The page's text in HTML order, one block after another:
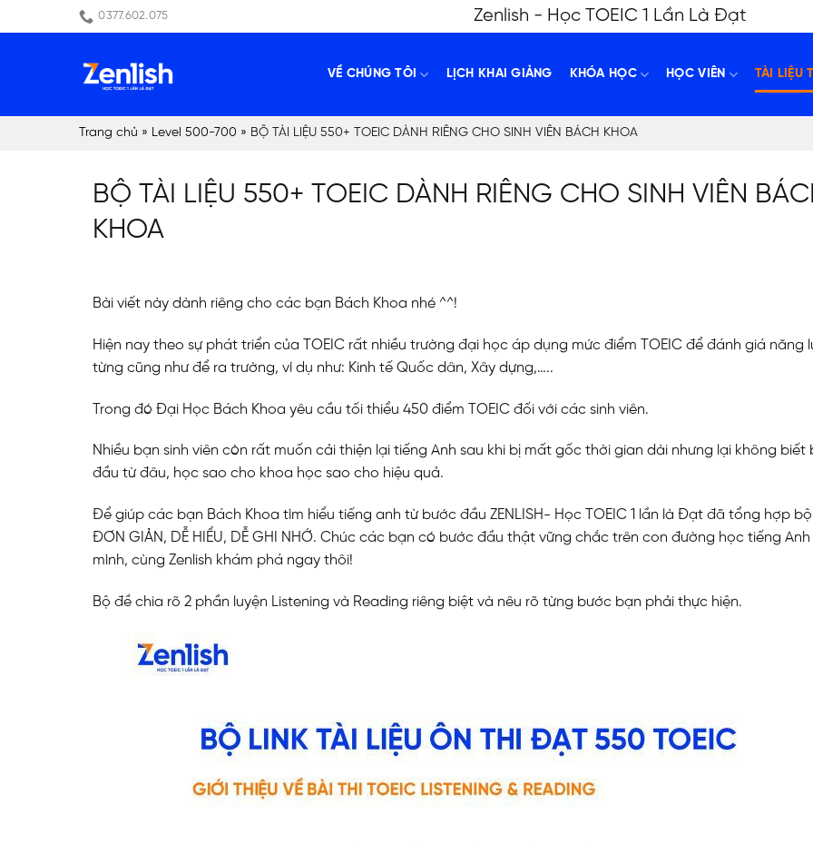
to
0377.602.075 Zenlish - Học TOEIC 1 Lần Là Đạt
VỀ CHÚNG TÔI LỊCH KHAI GIẢNG KHÓA HỌC HỌC VIÊN TÀI LIỆU
Trang chủ » Level 500-700 » BỘ TÀI LIỆU 550+ TOEIC DÀNH RIÊNG CHO SINH VIÊN BÁCH KHOA
BỘ TÀI LIỆU 550+ TOEIC DÀNH RIÊNG CHO SINH VIÊN
KHOA
Bài viết này dành riêng cho các bạn Bách Khoa nhé ^^!
Hiện nay theo sự phát triển của TOEIC rất nhiều trường đại học áp dụng mức điểm TOEIC để đánh giá năng
từng cũng như để ra trường, ví dụ như: Kinh tế Quốc dân, Xây dựng,…..
Trong đó Đại Học Bách Khoa yêu cầu tối thiểu 450 điểm TOEIC đối với các sinh viên.
Nhiều bạn sinh viên còn rất muốn cải thiện lại tiếng Anh sau khi bị mất gốc thời gian dài nhưng lại không biết
đầu từ đâu, học sao cho khoa học sao cho hiệu quả.
Để giúp các bạn Bách Khoa tìm hiểu tiếng anh từ bước đầu ZENLISH- Học TOEIC 1 lần là Đạt đã tổng hợp
ĐƠN GIẢN, DỄ HIỂU, DỄ GHI NHỚ. Chúc các bạn có bước đầu thật vững chắc trên con đường học tiếng
mình, cùng Zenlish khám phá ngay thôi!
Bộ đề chia rõ 2 phần luyện Listening và Reading riêng biệt và nêu rõ từng bước bạn phải thực hiện.